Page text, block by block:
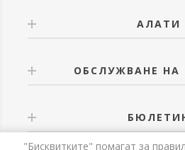
АЛАТИ
ОБСЛУЖВАНЕ НА
"Бисквитките" помагат за